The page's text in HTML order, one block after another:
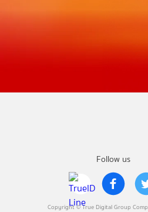
Follow us
Copyright © True Digital Group